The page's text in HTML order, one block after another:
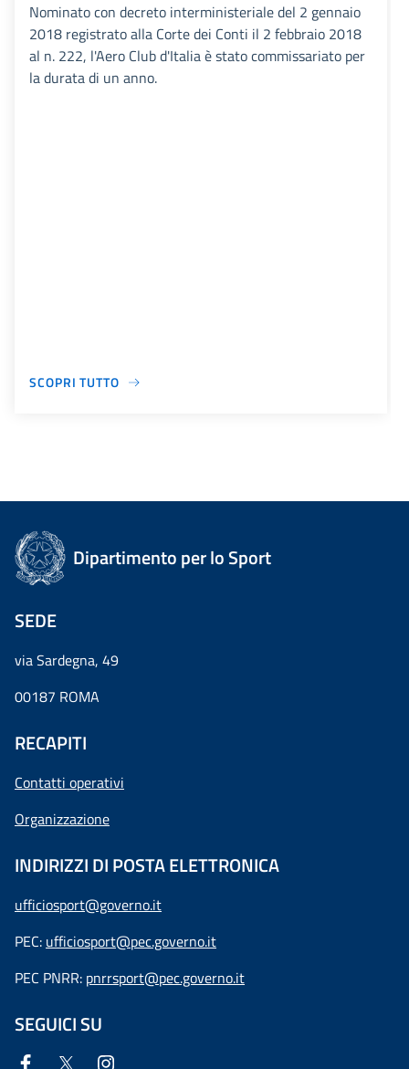
Nominato con decreto interministeriale del 2 gennaio
2018 registrato alla Corte dei Conti il 2 febbraio 2018
al n. 222, l'Aero Club d'Italia è stato commissariato per
la durata di un anno.
SCOPRI TUTTO
Dipartimento per lo Sport
SEDE
via Sardegna, 49
00187 ROMA
RECAPITI
Contatti operativi
Organizzazione
INDIRIZZI DI POSTA ELETTRONICA
ufficiosport@governo.it
PEC: ufficiosport@pec.governo.it
PEC PNRR: pnrrsport@pec.governo.it
SEGUICI SU